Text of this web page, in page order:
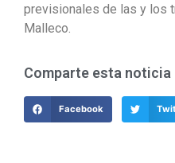
previsionales de las y los
Malleco.
Comparte esta noticia
Facebook